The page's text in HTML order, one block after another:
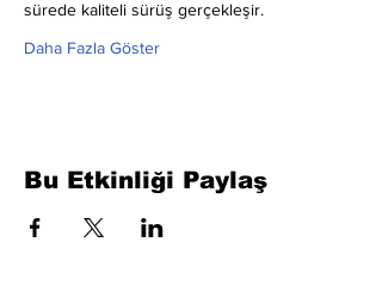
sürede kaliteli sürüş gerçekleşir.
Daha Fazla Göster
Bu Etkinliği Paylaş